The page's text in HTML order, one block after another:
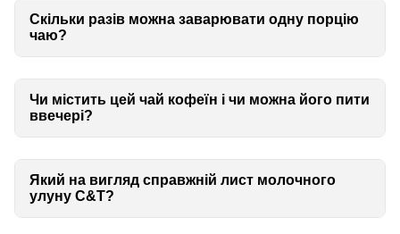
Скільки разів можна заварювати одну порцію
чаю?
Чи містить цей чай кофеїн і чи можна його пити
ввечері?
Який на вигляд справжній лист молочного
улуну C&T?